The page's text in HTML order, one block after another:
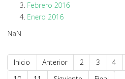
Febrero 2016
Enero 2016
NaN
Inicio Anterior 2 3 4